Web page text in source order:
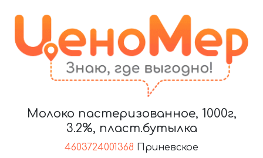
Молоко пастеризованное, 1000г,
3.2%, пласт.бутылка
4603724001368 Приневское